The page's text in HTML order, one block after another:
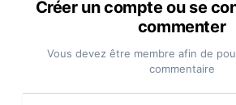
Créer un compte ou se
commenter
Vous devez être membre afin de
commentaire